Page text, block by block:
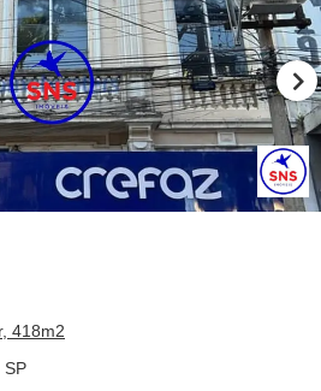
418m2
SP